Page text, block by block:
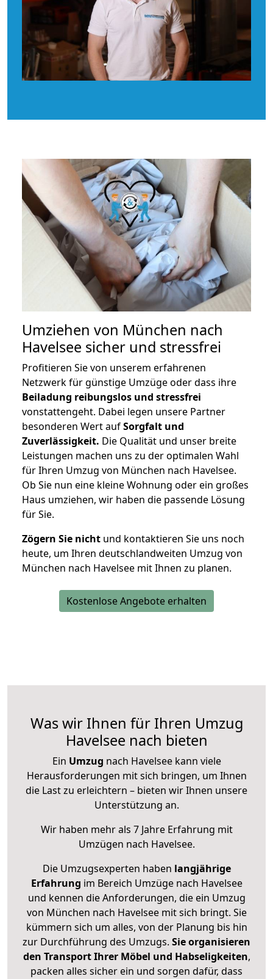
Umziehen von München nach
Havelsee sicher und stressfrei
Profitieren Sie von unserem erfahrenen
Netzwerk für günstige Umzüge oder dass ihre
Beiladung reibungslos und stressfrei
vonstattengeht. Dabei legen unsere Partner
besonderen Wert aufSorgfalt und
Zuverlässigkeit. Die Qualität und unser breite
Leistungen machen uns zu der optimalen Wahl
für Ihren Umzug von München nach Havelsee.
Ob Sie nun eine kleine Wohnung oder ein großes
Haus umziehen, wir haben die passende Lösung
für Sie.
Zögern Sie nicht und kontaktieren Sie uns noch
heute, um Ihren deutschlandweiten Umzug von
München nach Havelsee mit Ihnen zu planen.
Kostenlose Angebote erhalten
Was wir Ihnen für Ihren Umzug
Havelsee nach bieten
Ein Umzug nach Havelsee kann viele
Herausforderungen mit sich bringen, um Ihnen
die Last zu erleichtern – bieten wir Ihnen unsere
Unterstützung an.
Wir haben mehr als 7 Jahre Erfahrung mit
Umzügen nach Havelsee.
Die Umzugsexperten haben langjährige
Erfahrung im Bereich Umzüge nach Havelsee
und kennen die Anforderungen, die ein Umzug
von München nach Havelsee mit sich bringt. Sie
kümmern sich um alles, von der Planung bis hin
zur Durchführung des Umzugs. Sie organisieren
den Transport Ihrer Möbel und Habseligkeiten,
packen alles sicher ein und sorgen dafür, dass